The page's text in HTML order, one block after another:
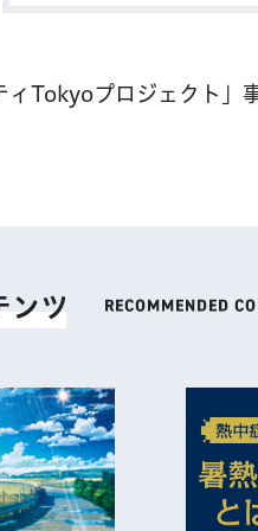
Tokyoプロジェクト」
ンツ